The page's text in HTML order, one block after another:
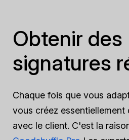
Obtenir des
signatures
Chaque fois que vous
vous créez essentiellement
avec le client. C'est la